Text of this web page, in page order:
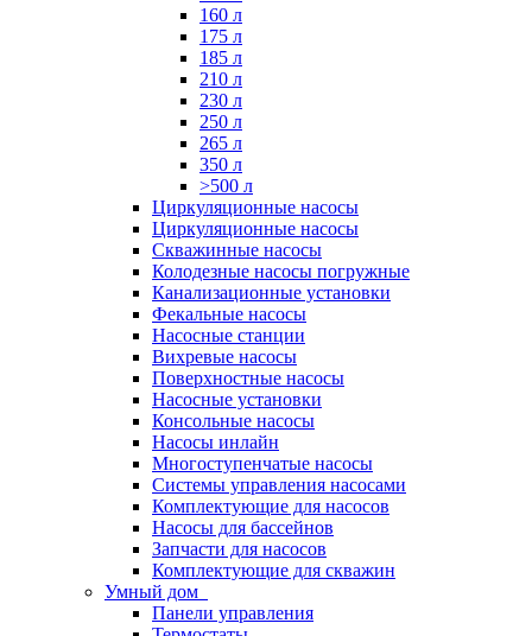
160 л
175 л
185 л
210 л
230 л
250 л
265 л
350 л
>500 л
Циркуляционные насосы
Циркуляционные насосы
Скважинные насосы
Колодезные насосы погружные
Канализационные установки
Фекальные насосы
Насосные станции
Вихревые насосы
Поверхностные насосы
Насосные установки
Консольные насосы
Насосы инлайн
Многоступенчатые насосы
Системы управления насосами
Комплектующие для насосов
Насосы для бассейнов
Запчасти для насосов
Комплектующие для скважин
Умный дом
Панели управления